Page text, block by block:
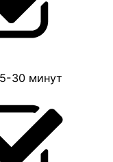
30 минут